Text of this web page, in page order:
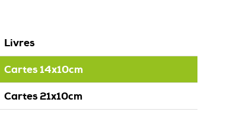
Livres
Cartes 14x10cm
Cartes 21x10cm